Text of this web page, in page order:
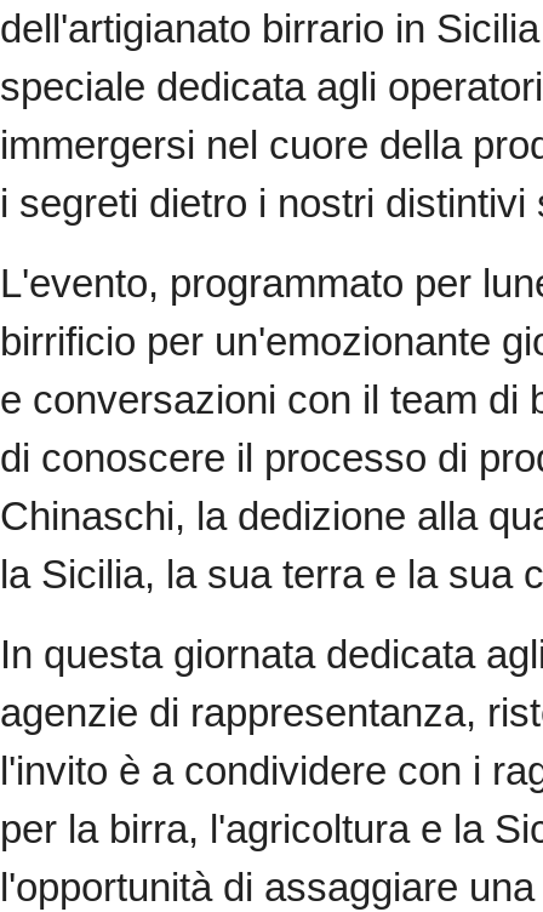
dell'artigianato birrario in
speciale dedicata agli
immergersi nel cuore della
i segreti dietro i nostri distintivi
L'evento, programmato per
birrificio per un'emozionante
e conversazioni con il team di
di conoscere il processo di
Chinaschi, la dedizione alla
la Sicilia, la sua terra e la sua
In questa giornata dedicata
agenzie di rappresentanza,
l'invito è a condividere con i
per la birra, l'agricoltura e la
l'opportunità di assaggiare